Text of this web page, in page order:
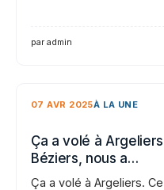
par admin
07 AVR 2025À LA UNE
Ça a volé à
Béziers, nous a…
Ça a volé à Argeliers.